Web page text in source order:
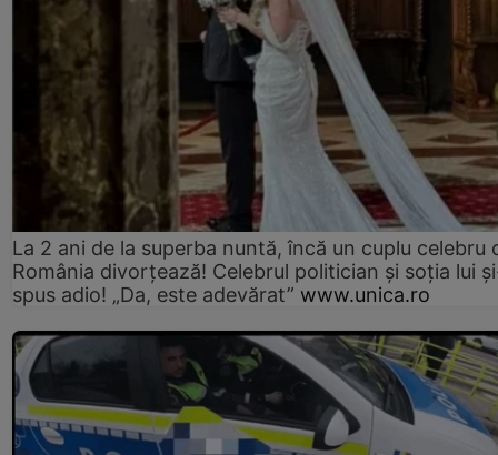
La 2 ani de la superba nuntă, încă un cuplu celebru
România divorțează! Celebrul politician și soția lui
spus adio! „Da, este adevărat” www.unica.ro